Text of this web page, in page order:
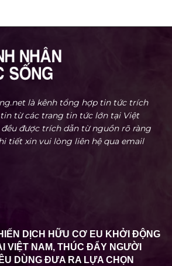
là kênh tổng hợp tin tức trích
từ các trang tin tức lớn tại Việt
được trích dẫn từ nguồn rõ ràng
tiết xin vui lòng liên hệ qua email
DỊCH HỮU CƠ EU KHỞI ĐỘNG
VIỆT NAM, THÚC ĐẨY NGƯỜI
DÙNG ĐƯA RA LỰA CHỌN